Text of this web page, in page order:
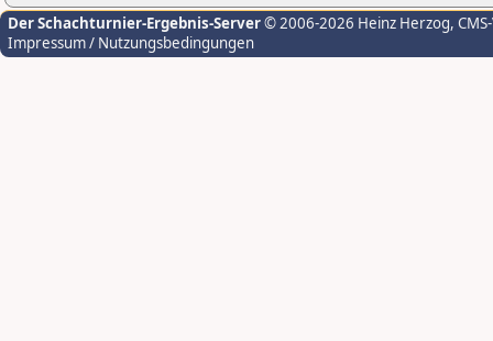
Der Schachturnier-Ergebnis-Server© 2006-2026 Heinz Herzog,
Impressum / Nutzungsbedingungen